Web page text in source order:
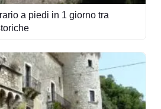
a piedi in 1 giorno tra